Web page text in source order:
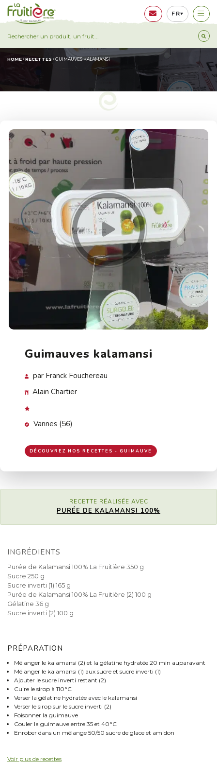
FR
GUIMAUVES KALAMANSI
HOME/RECETTES /GUIMAUVES KALAMANSI
Guimauves kalamansi
par Franck Fouchereau
Alain Chartier
Vannes (56)
DÉCOUVREZ NOS RECETTES - GUIMAUVE
RECETTE RÉALISÉE AVEC
PURÉE DE KALAMANSI 100%
INGRÉDIENTS
Purée de Kalamansi 100% La Fruitière 350 g
Sucre 250 g
Sucre inverti (1) 165 g
Purée de Kalamansi 100% La Fruitière (2) 100 g
Gélatine 36 g
Sucre inverti (2) 100 g
PRÉPARATION
Mélanger le kalamansi (2) et la gélatine hydratée 20 min auparavant
Mélanger le kalamansi (1) aux sucre et sucre inverti (1)
Ajouter le sucre inverti restant (2)
Cuire le sirop à 110°C
Verser la gélatine hydratée avec le kalamansi
Verser le sirop sur le sucre inverti (2)
Foisonner la guimauve
Couler la guimauve entre 35 et 40°C
Enrober dans un mélange 50/50 sucre de glace et amidon
Voir plus de recettes